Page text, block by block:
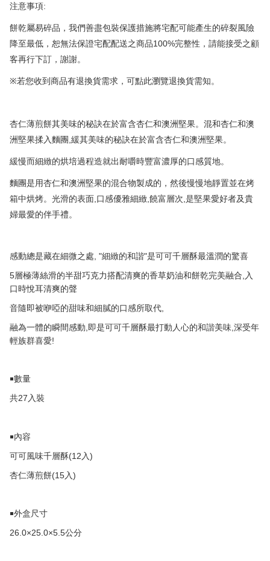
注意事項:
餅乾屬易碎品，我們善盡包裝保護措施將宅配可能產生的碎裂風險
降至最低，恕無法保證宅配配送之商品100%完整性，請能接受之顧
客再行下訂，謝謝。
※若您收到商品有退換貨需求，可點此瀏覽退換貨需知。
杏仁薄煎餅其美味的秘訣在於富含杏仁和澳洲堅果。混和杏仁和澳
洲堅果揉入麵團 緩其美味的秘訣在於富含杏仁和澳洲堅果。
緩慢而細緻的烘培過程造就出耐嚼時豐富濃厚的口感質地。
麵團是用杏仁和澳洲堅果的混合物製成的，然後慢慢地靜置並在烤
箱中烘烤。光滑的表面 口感優雅細緻 饒富層次 是堅果愛好者及貴
婦最愛的伴手禮。
感動總是藏在細微之處 , "細緻的和諧"是可可千層酥最溫潤的驚喜
5層極薄絲滑的半甜巧克力搭配清爽的香草奶油和餅乾完美融合 入
口時悅耳清爽的聲
音隨即被咿啞的甜味和細膩的口感所取代
融為一體的瞬間感動 即是可可千層酥最打動人心的和諧美味 深受年
輕族群喜愛!
￭數量
共27 入裝
￭內容
可可風味千層酥(12 入 )
杏仁薄煎餅(15 入 )
￭外盒尺寸
26.0×25.0×5.5公分